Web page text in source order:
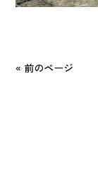
« 前のページ